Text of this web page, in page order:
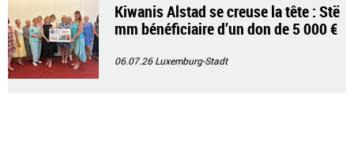
Kiwanis Alstad se creuse la tête : Stë
mm bénéficiaire d’un don de 5 000 €
06.07.26Luxemburg-Stadt